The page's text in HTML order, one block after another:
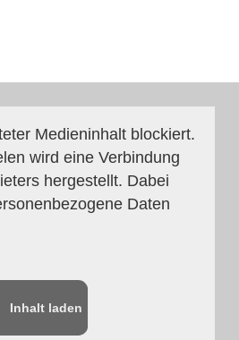
Medieninhalt blockiert.
wird eine Verbindung
hergestellt. Dabei
Daten
Inhalt laden